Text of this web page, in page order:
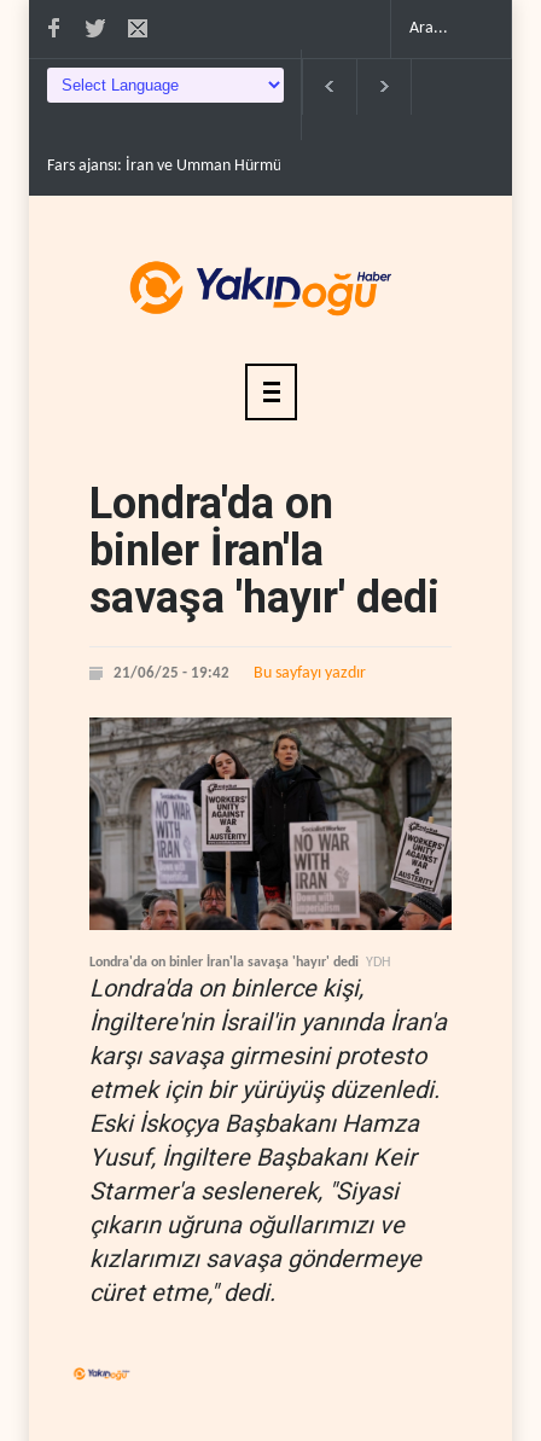
Fars ajansı: İran ve Umman Hürmüz Boğazı için geçiş..
Londra'da on
binler İran'la
savaşa 'hayır' dedi
21/06/25 - 19:42 Bu sayfayı yazdır
Londra'da on binler İran'la savaşa 'hayır' dedi YDH
Londra'da on binlerce kişi,
İngiltere'nin İsrail'in yanında İran'a
karşı savaşa girmesini protesto
etmek için bir yürüyüş düzenledi.
Eski İskoçya Başbakanı Hamza
Yusuf, İngiltere Başbakanı Keir
Starmer'a seslenerek, "Siyasi
çıkarın uğruna oğullarımızı ve
kızlarımızı savaşa göndermeye
cüret etme," dedi.